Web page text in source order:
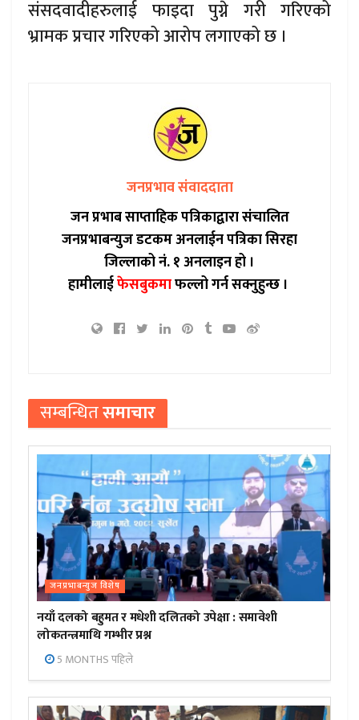
संसदवादीहरुलाई फाइदा पुग्ने गरी गरिएको
भ्रामक प्रचार गरिएको आरोप लगाएको छ ।
जनप्रभाव संवाददाता
जन प्रभाब साप्ताहिक पत्रिकाद्वारा संचालित
जनप्रभाबन्युज डटकम अनलाईन पत्रिका सिरहा
जिल्लाको नं. १ अनलाइन हो ।
हामीलाईफेसबुकमाफल्लो गर्न सक्नुहुन्छ ।
सम्बन्धितसमाचार
जनप्रभाबन्युज विशेष
नयाँ दलको बहुमत र मधेशी दलितको उपेक्षा : समावेशी
लोकतन्त्रमाथि गम्भीर प्रश्न
5 MONTHS पहिले